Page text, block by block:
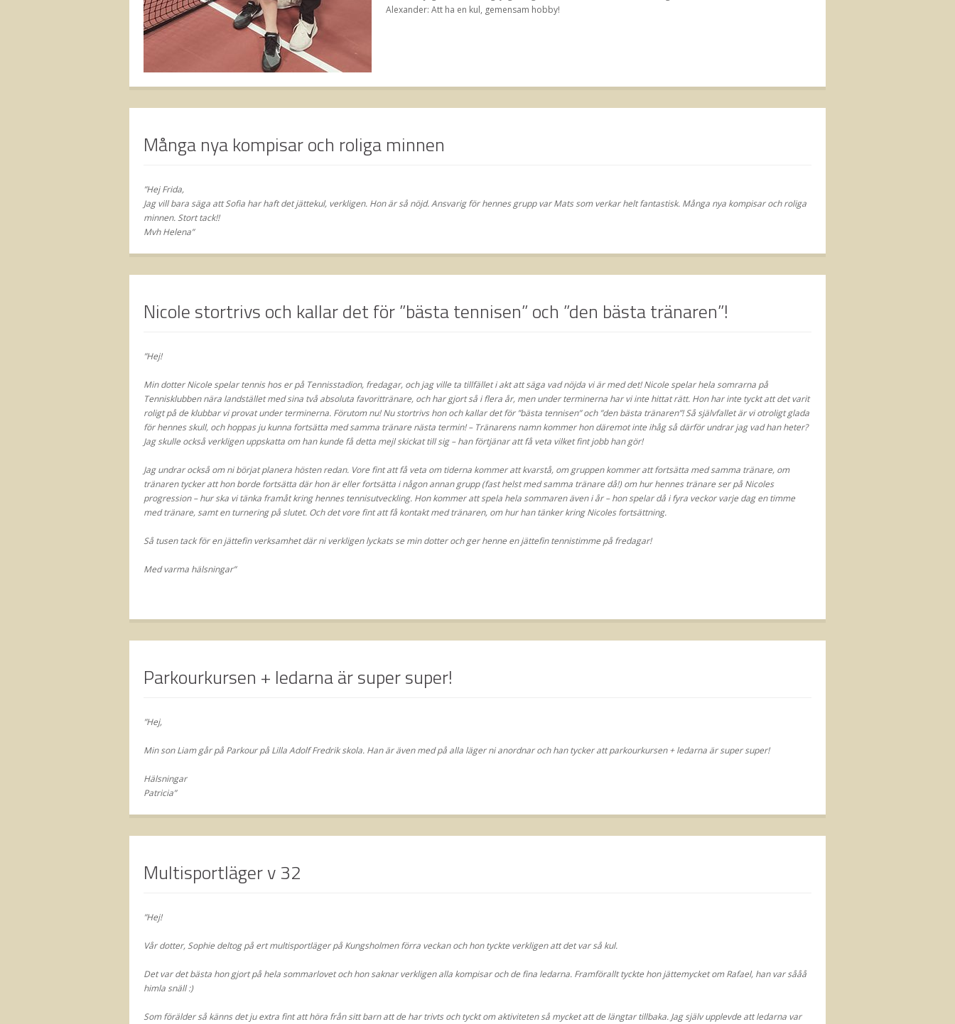
Alexander: Att ha en kul, gemensam hobby!
Många nya kompisar och roliga minnen
”Hej Frida,
Jag vill bara säga att Sofia har haft det jättekul, verkligen. Hon är så nöjd. Ansvarig för hennes grupp var Mats som verkar helt fantastisk. Många nya kompisar och roliga
minnen. Stort tack!!
Mvh Helena”
Nicole stortrivs och kallar det för ”bästa tennisen” och ”den bästa tränaren”!
”Hej!
Min dotter Nicole spelar tennis hos er på Tennisstadion, fredagar, och jag ville ta tillfället i akt att säga vad nöjda vi är med det! Nicole spelar hela somrarna på
Tennisklubben nära landstället med sina två absoluta favorittränare, och har gjort så i flera år, men under terminerna har vi inte hittat rätt. Hon har inte tyckt att det varit
roligt på de klubbar vi provat under terminerna. Förutom nu! Nu stortrivs hon och kallar det för ”bästa tennisen” och ”den bästa tränaren”! Så självfallet är vi otroligt glada
för hennes skull, och hoppas ju kunna fortsätta med samma tränare nästa termin! – Tränarens namn kommer hon däremot inte ihåg så därför undrar jag vad han heter?
Jag skulle också verkligen uppskatta om han kunde få detta mejl skickat till sig – han förtjänar att få veta vilket fint jobb han gör!
Jag undrar också om ni börjat planera hösten redan. Vore fint att få veta om tiderna kommer att kvarstå, om gruppen kommer att fortsätta med samma tränare, om
tränaren tycker att hon borde fortsätta där hon är eller fortsätta i någon annan grupp (fast helst med samma tränare då!) om hur hennes tränare ser på Nicoles
progression – hur ska vi tänka framåt kring hennes tennisutveckling. Hon kommer att spela hela sommaren även i år – hon spelar då i fyra veckor varje dag en timme
med tränare, samt en turnering på slutet. Och det vore fint att få kontakt med tränaren, om hur han tänker kring Nicoles fortsättning.
Så tusen tack för en jättefin verksamhet där ni verkligen lyckats se min dotter och ger henne en jättefin tennistimme på fredagar!
Med varma hälsningar”
Parkourkursen + ledarna är super super!
”Hej,
Min son Liam går på Parkour på Lilla Adolf Fredrik skola. Han är även med på alla läger ni anordnar och han tycker att parkourkursen + ledarna är super super!
Hälsningar
Patricia”
Multisportläger v 32
”Hej!
Vår dotter, Sophie deltog på ert multisportläger på Kungsholmen förra veckan och hon tyckte verkligen att det var så kul.
Det var det bästa hon gjort på hela sommarlovet och hon saknar verkligen alla kompisar och de fina ledarna. Framförallt tyckte hon jättemycket om Rafael, han var sååå
himla snäll :)
Som förälder så känns det ju extra fint att höra från sitt barn att de har trivts och tyckt om aktiviteten så mycket att de längtar tillbaka. Jag själv upplevde att ledarna var